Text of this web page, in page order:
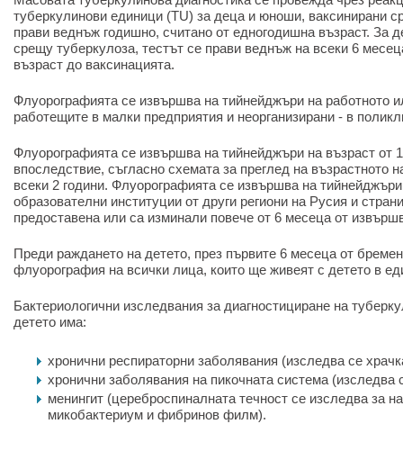
туберкулинови единици (TU) за деца и юноши, ваксинирани
прави веднъж годишно, считано от едногодишна възраст. За
срещу туберкулоза, тестът се прави веднъж на всеки 6
възраст до ваксинацията.
Флуорографията се извършва на тийнейджъри на работното
работещите в малки предприятия и неорганизирани - в
Флуорографията се извършва на тийнейджъри на възраст от
впоследствие, съгласно схемата за преглед на възрастното
всеки 2 години. Флуорографията се извършва на
образователни институции от други региони на Русия и
предоставена или са изминали повече от 6 месеца от
Преди раждането на детето, през първите 6 месеца от
флуорография на всички лица, които ще живеят с детето в
Бактериологични изследвания за диагностициране на
детето има:
хронични респираторни заболявания (изследва се
хронични заболявания на пикочната система (изследва
менингит (цереброспиналната течност се изследва за
микобактериум и фибринов филм).